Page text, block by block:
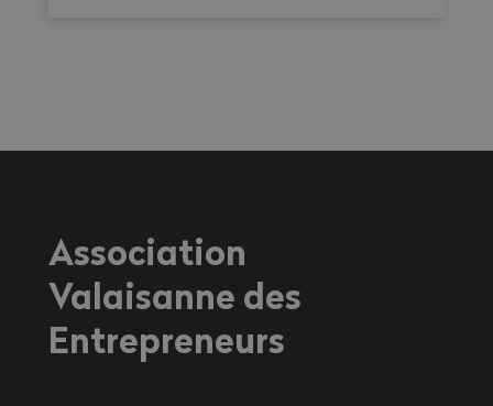
fortement exposés à la chaleur.
Association
Valaisanne des
Entrepreneurs